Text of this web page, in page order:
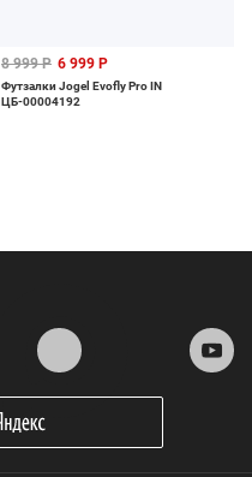
8 999 Р 6 999 Р
Футзалки Jogel Evofly Pro IN
ЦБ-00004192